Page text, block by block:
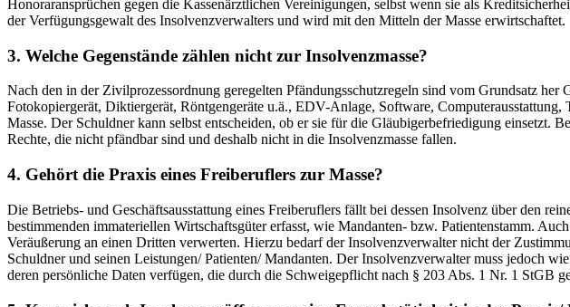
Honoraransprüchen gegen die Kassenärztlichen Vereinigungen, selbst wenn sie als
der Verfügungsgewalt des Insolvenzverwalters und wird mit den Mitteln der Masse erwirtschaftet.
3. Welche Gegenstände zählen nicht zur Insolvenzmasse?
Nach den in der Zivilprozessordnung geregelten Pfändungsschutzregeln sind vom Grundsatz
Fotokopiergerät, Diktiergerät, Röntgengeräte u.ä., EDV-Anlage, Software,
Masse. Der Schuldner kann selbst entscheiden, ob er sie für die Gläubigerbefriedigung einsetzt.
Rechte, die nicht pfändbar sind und deshalb nicht in die Insolvenzmasse fallen.
4. Gehört die Praxis eines Freiberuflers zur Masse?
Die Betriebs- und Geschäftsausstattung eines Freiberuflers fällt bei dessen Insolvenz über den
bestimmenden immateriellen Wirtschaftsgüter erfasst, wie Mandanten- bzw. Patientenstamm.
Veräußerung an einen Dritten verwerten. Hierzu bedarf der Insolvenzverwalter nicht der
Schuldner und seinen Leistungen/ Patienten/ Mandanten. Der Insolvenzverwalter muss jedoch
deren persönliche Daten verfügen, die durch die Schweigepflicht nach § 203 Abs. 1 Nr. 1 StGB